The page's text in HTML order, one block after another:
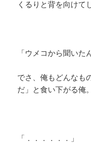
くるりと背を向けて
「ウメコから聞いた
でさ、俺もどんなも
だ」と食い下がる俺。
「．．．．．．」